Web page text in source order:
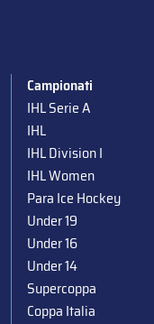
Campionati
IHL Serie A
IHL
IHL Division I
IHL Women
Para Ice Hockey
Under 19
Under 16
Under 14
Supercoppa
Coppa Italia